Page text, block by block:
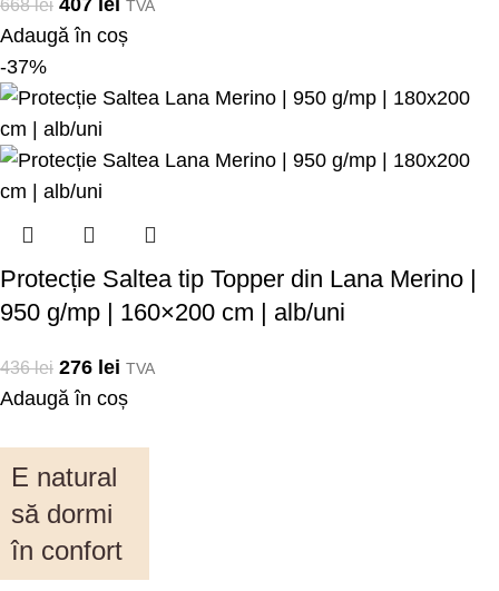
668lei 407 lei TVA
Adaugă în coș
-37%
Protecție Saltea tip Topper din Lana Merino |
950 g/mp | 160×200 cm | alb/uni
436lei 276 lei TVA
Adaugă în coș
E natural
să dormi
în confort